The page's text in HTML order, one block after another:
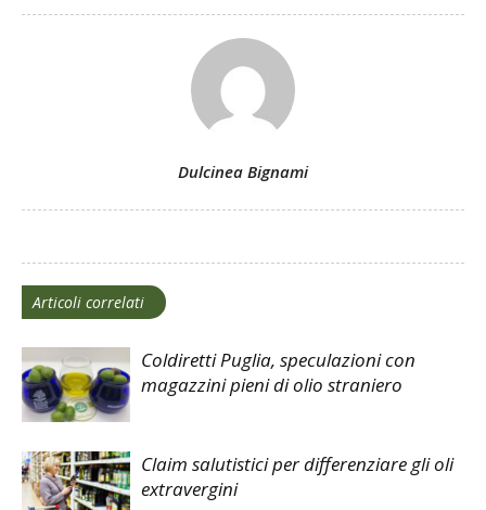
Dulcinea Bignami
Articoli correlati
Coldiretti Puglia, speculazioni con
magazzini pieni di olio straniero
Claim salutistici per differenziare gli oli
extravergini